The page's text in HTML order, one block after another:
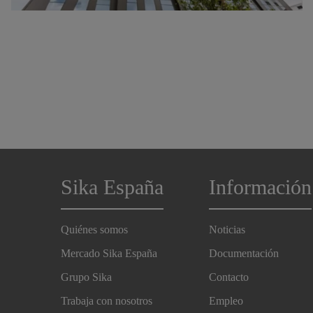
Sika España
Quiénes somos
Mercado Sika España
Grupo Sika
Trabaja con nosotros
Información
Noticias
Documentación
Contacto
Empleo